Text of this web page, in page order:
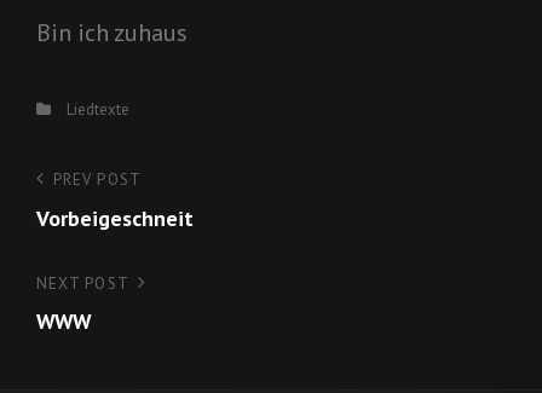
Bin ich zuhaus
Categories
Liedtexte
Beitragsnavigation
Previous
Post
PREV POST
Vorbeigeschneit
Next
Post
NEXT POST
WWW